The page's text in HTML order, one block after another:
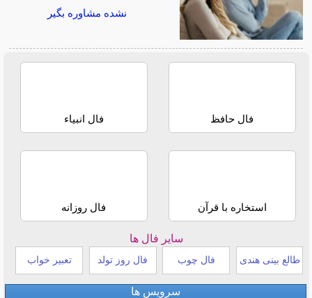
نشده مشاوره بگیر
فال حافظ فال انبیاء
استخاره با قرآن فال روزانه
سایر فال ها
طالع بینی هندی فال چوب فال روز تولد تعبیر خواب
سرویس ها